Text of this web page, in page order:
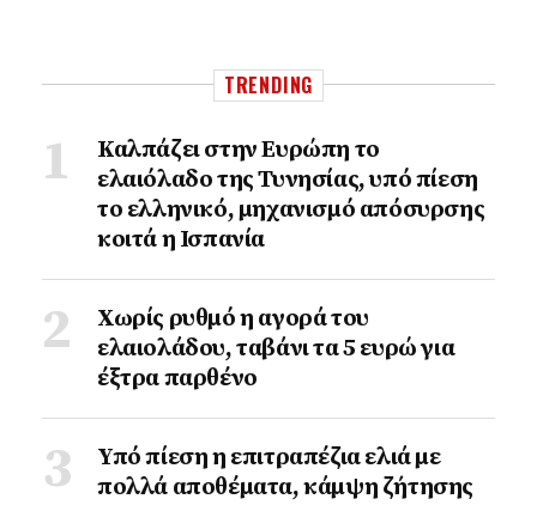
TRENDING
Καλπάζει στην Ευρώπη το
ελαιόλαδο της Τυνησίας, υπό πίεση
το ελληνικό, μηχανισμό απόσυρσης
κοιτά η Ισπανία
Χωρίς ρυθμό η αγορά του
ελαιολάδου, ταβάνι τα 5 ευρώ για
έξτρα παρθένο
Υπό πίεση η επιτραπέζια ελιά με
πολλά αποθέματα, κάμψη ζήτησης